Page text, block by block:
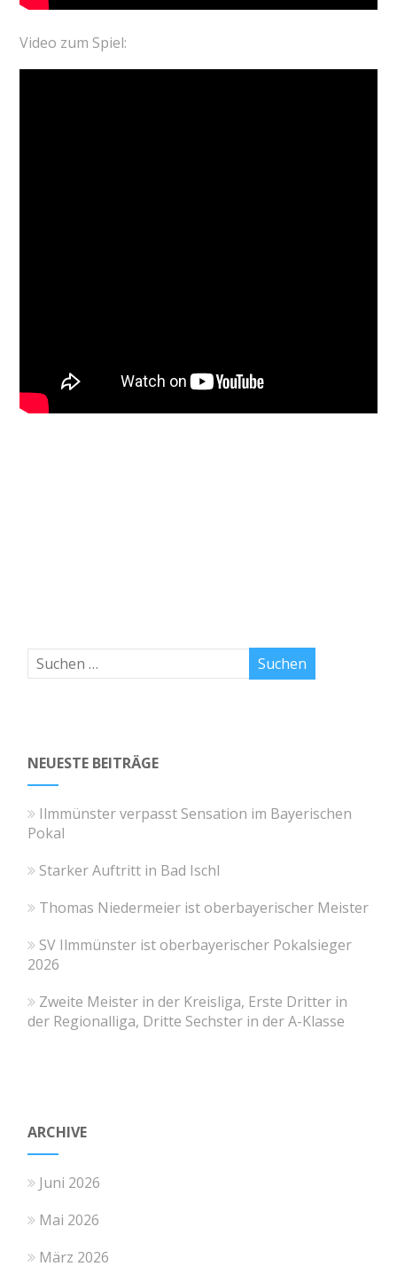
Video zum Spiel:
NEUESTE BEITRÄGE
Ilmmünster verpasst Sensation im Bayerischen
Pokal
Starker Auftritt in Bad Ischl
Thomas Niedermeier ist oberbayerischer Meister
SV Ilmmünster ist oberbayerischer Pokalsieger
2026
Zweite Meister in der Kreisliga, Erste Dritter in
der Regionalliga, Dritte Sechster in der A-Klasse
ARCHIVE
Juni 2026
Mai 2026
März 2026